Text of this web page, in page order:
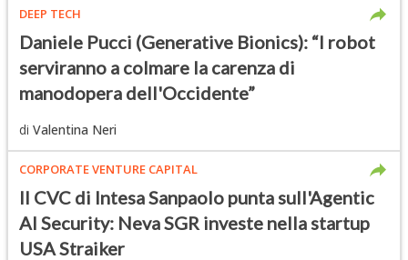
DEEP TECH
Daniele Pucci (Generative Bionics): “I robot
serviranno a colmare la carenza di
manodopera dell'Occidente”
di Valentina Neri
CORPORATE VENTURE CAPITAL
Il CVC di Intesa Sanpaolo punta sull'Agentic
AI Security: Neva SGR investe nella startup
USA Straiker